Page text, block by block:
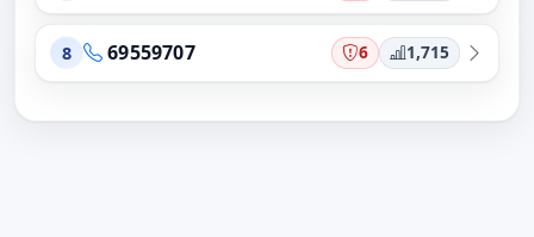
8 69559707 6 1,715